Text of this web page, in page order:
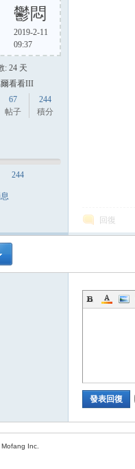
鬱悶
2019-2-11
09:37
: 24 天
爾看看III
67
帖子
244
積分
244
回復
發表回復
Mofang Inc.